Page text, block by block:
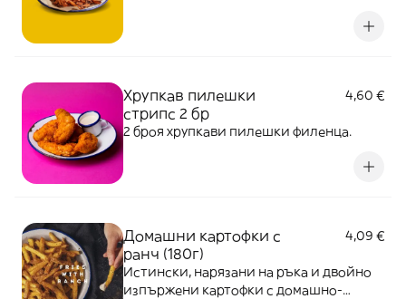
Хрупкав пилешки
стрипс 2 бр
4,60 €
2 броя хрупкави пилешки филенца.
Домашни картофки с
ранч (180г)
4,09 €
Истински, нарязани на ръка и двойно
изпържени картофки с домашно-